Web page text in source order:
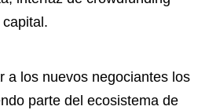
a los nuevos negociantes los
parte del ecosistema de